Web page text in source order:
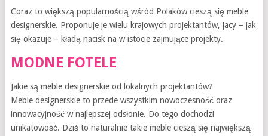
Coraz to większą popularnością wśród Polaków cieszą się meble
designerskie. Proponuje je wielu krajowych projektantów, jacy – jak
się okazuje – kładą nacisk na w istocie zajmujące projekty.
MODNE FOTELE
Jakie są meble designerskie od lokalnych projektantów?
Meble designerskie to przede wszystkim nowoczesność oraz
innowacyjność w najlepszej odsłonie. Do tego dochodzi
unikatowość. Dziś to naturalnie takie meble cieszą się największą